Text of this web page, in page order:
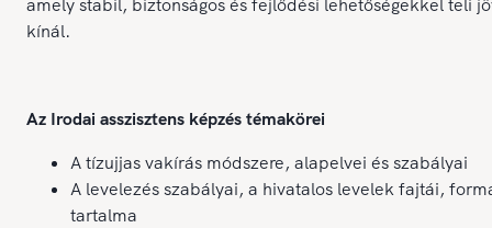
kínál.
Az Irodai asszisztens képzés témakörei
A tízujjas vakírás módszere, alapelvei és szabályai
A levelezés szabályai, a hivatalos levelek fajtái,
tartalma